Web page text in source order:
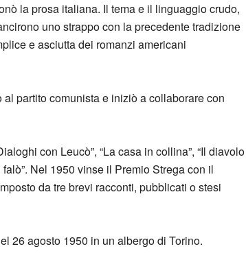
la prosa italiana. Il tema e il linguaggio crudo,
uno strappo con la precedente tradizione
e asciutta dei romanzi americani
partito comunista e iniziò a collaborare con
con Leucò”, “La casa in collina”, “Il diavolo
Nel 1950 vinse il Premio Strega con il
da tre brevi racconti, pubblicati o stesi
26 agosto 1950 in un albergo di Torino.